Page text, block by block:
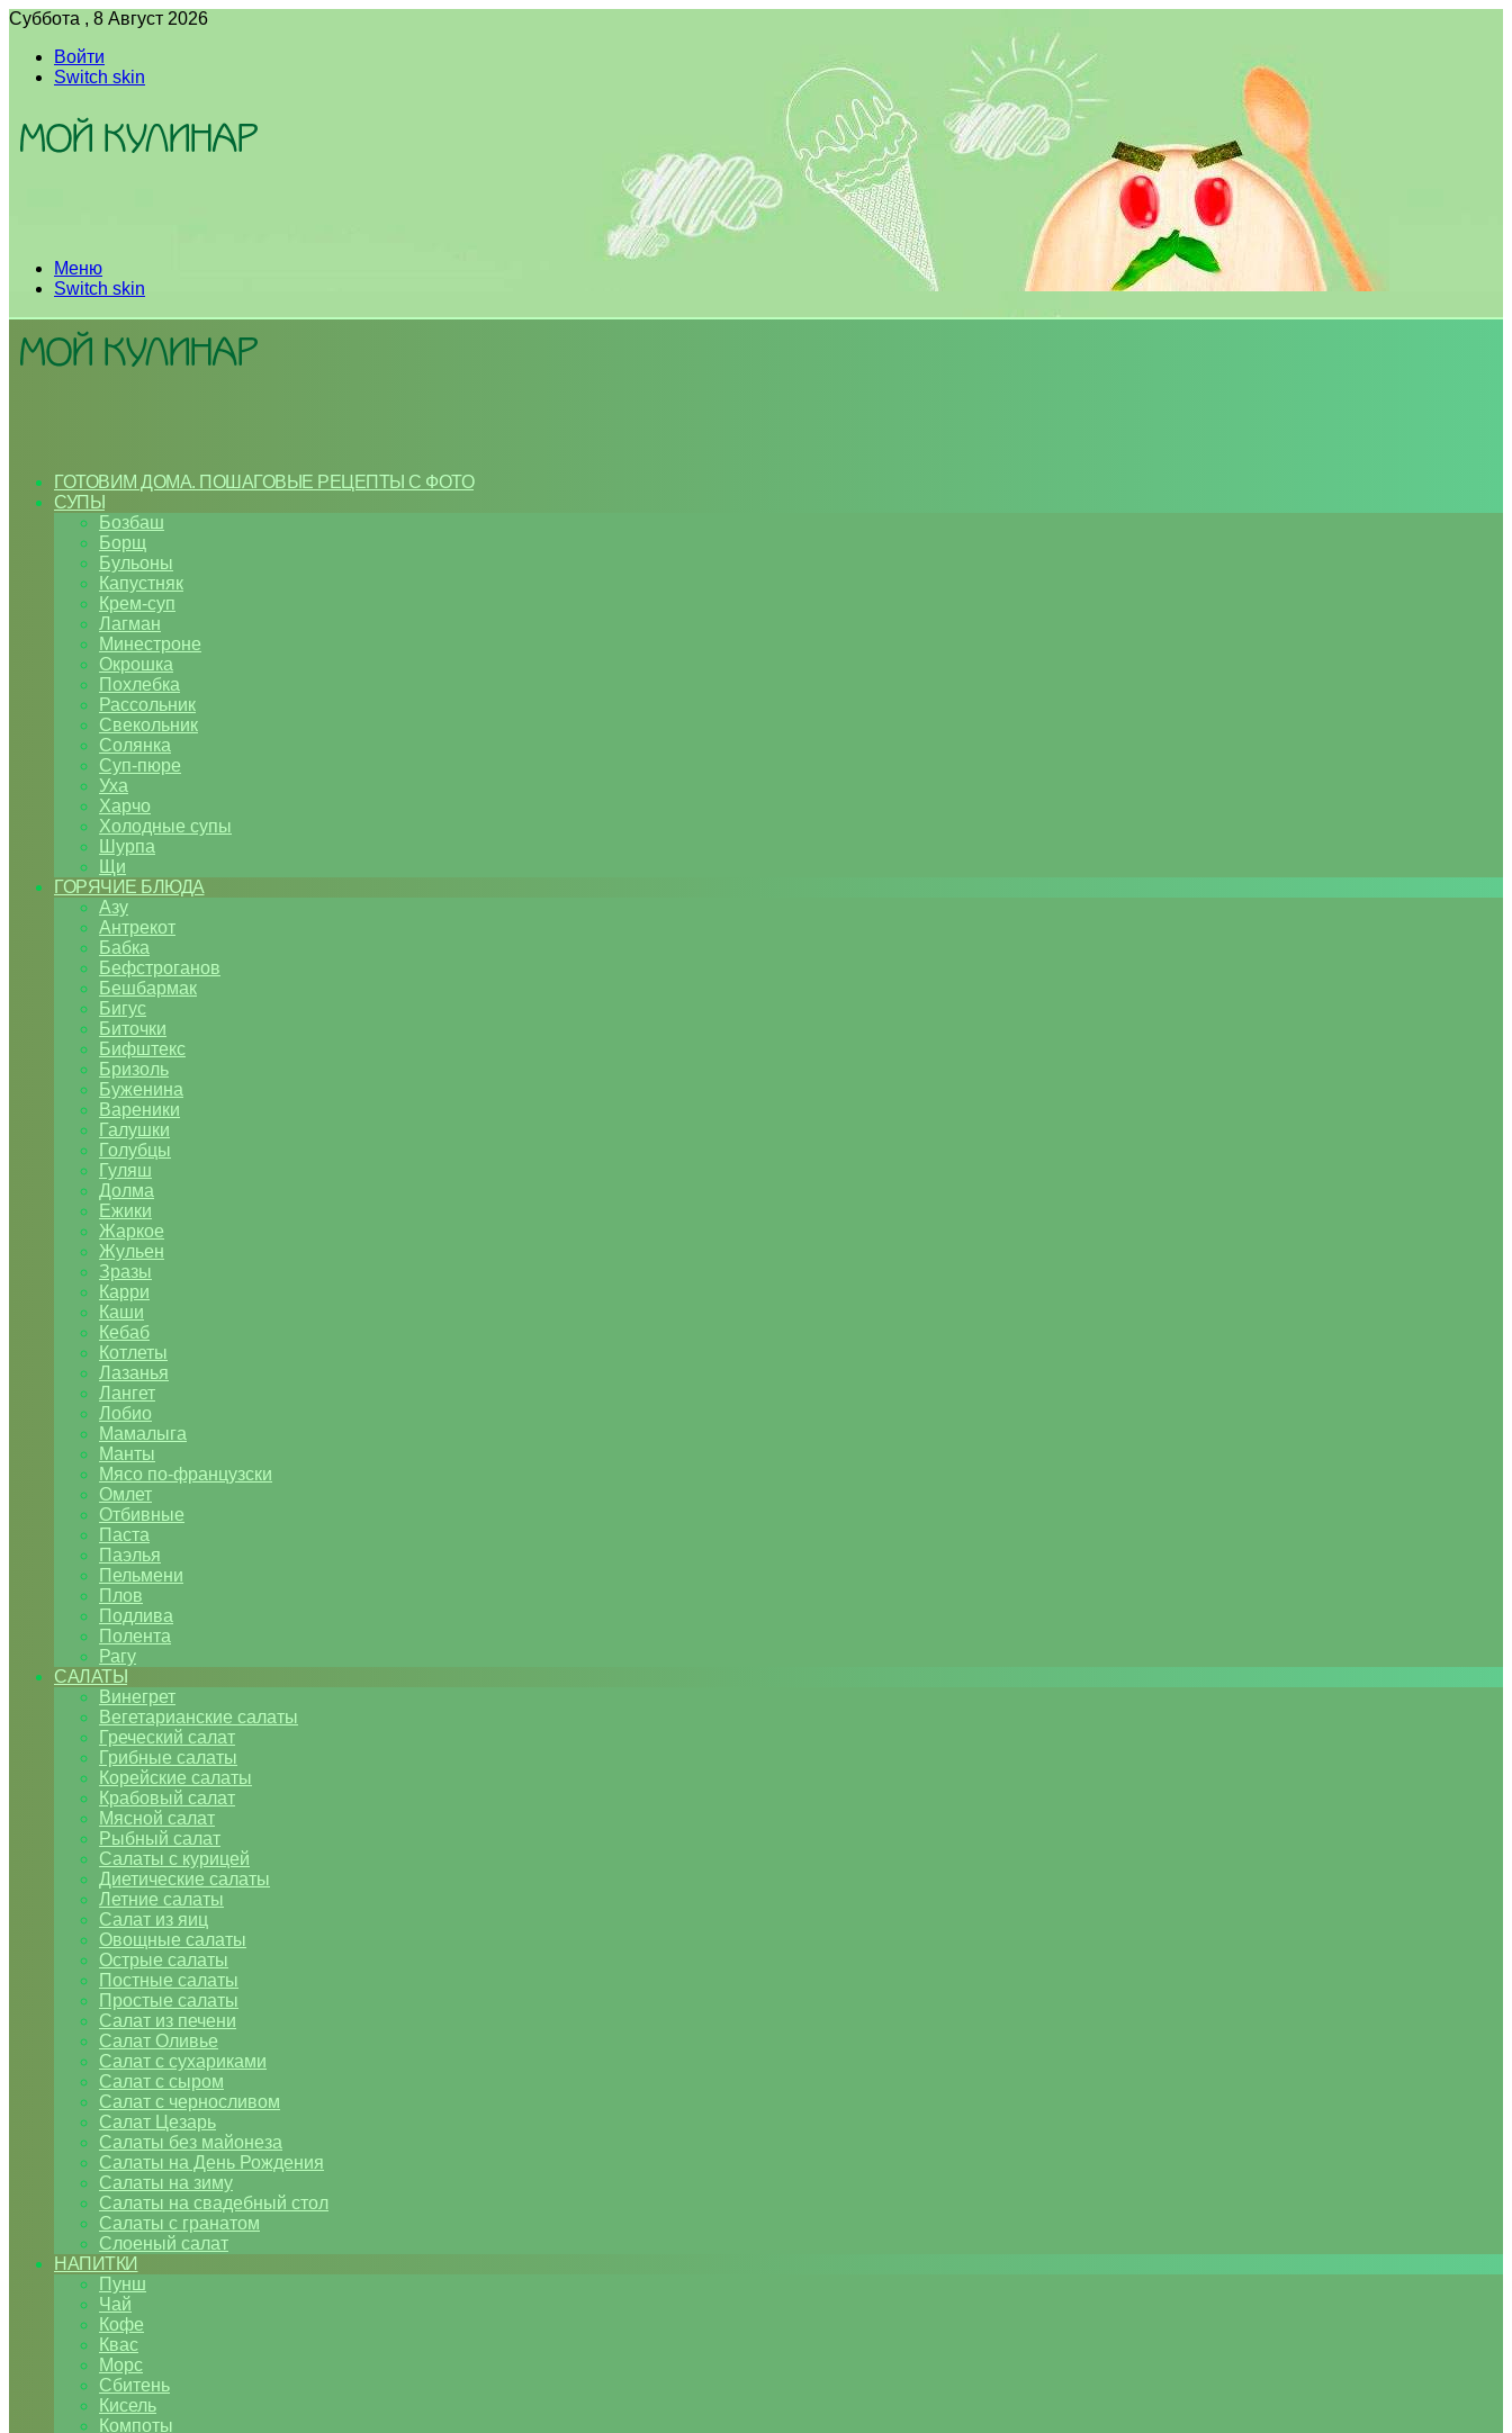
Суббота , 8 Август 2026
Войти
Switch skin
Меню
Switch skin
ГОТОВИМ ДОМА. ПОШАГОВЫЕ РЕЦЕПТЫ С ФОТО
СУПЫ
Бозбаш
Борщ
Бульоны
Капустняк
Крем-суп
Лагман
Минестроне
Окрошка
Похлебка
Рассольник
Свекольник
Солянка
Суп-пюре
Уха
Харчо
Холодные супы
Шурпа
Щи
ГОРЯЧИЕ БЛЮДА
Азу
Антрекот
Бабка
Бефстроганов
Бешбармак
Бигус
Биточки
Бифштекс
Бризоль
Буженина
Вареники
Галушки
Голубцы
Гуляш
Долма
Ежики
Жаркое
Жульен
Зразы
Карри
Каши
Кебаб
Котлеты
Лазанья
Лангет
Лобио
Мамалыга
Манты
Мясо по-французски
Омлет
Отбивные
Паста
Паэлья
Пельмени
Плов
Подлива
Полента
Рагу
САЛАТЫ
Винегрет
Вегетарианские салаты
Греческий салат
Грибные салаты
Корейские салаты
Крабовый салат
Мясной салат
Рыбный салат
Салаты с курицей
Диетические салаты
Летние салаты
Салат из яиц
Овощные салаты
Острые салаты
Постные салаты
Простые салаты
Салат из печени
Салат Оливье
Салат с сухариками
Салат с сыром
Салат с черносливом
Салат Цезарь
Салаты без майонеза
Салаты на День Рождения
Салаты на зиму
Салаты на свадебный стол
Салаты с гранатом
Слоеный салат
НАПИТКИ
Пунш
Чай
Кофе
Квас
Морс
Сбитень
Кисель
Компоты